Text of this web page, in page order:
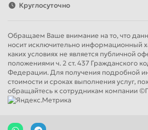
Круглосуточно
Обращаем Ваше внимание на то, что
носит исключительно информационный
каких условиях не является публичной
положениями ч. 2 ст. 437 Гражданского
Федерации. Для получения подробной
стоимости и сроках выполнения услуг,
обращайтесь к сотрудникам